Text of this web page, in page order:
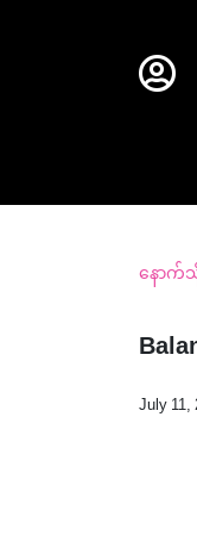
နော
July 11,